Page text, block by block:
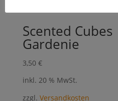
Scented Cubes
Gardenie
3,50 €
inkl. 20 % MwSt.
zzgl. Versandkosten